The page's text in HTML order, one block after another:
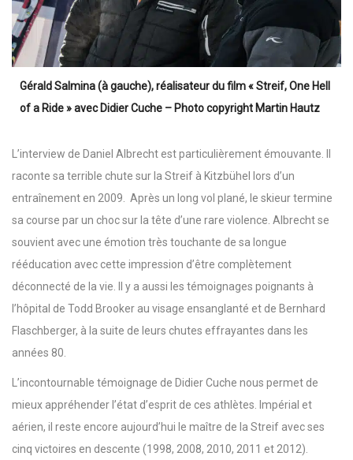
Gérald Salmina (à gauche), réalisateur du film « Streif, One Hell
of a Ride » avec Didier Cuche – Photo copyright Martin Hautz
L’interview de Daniel Albrecht est particulièrement émouvante. Il
raconte sa terrible chute sur la Streif à Kitzbühel lors d’un
entraînement en 2009. Après un long vol plané, le skieur termine
sa course par un choc sur la tête d’une rare violence. Albrecht se
souvient avec une émotion très touchante de sa longue
rééducation avec cette impression d’être complètement
déconnecté de la vie. Il y a aussi les témoignages poignants à
l’hôpital de Todd Brooker au visage ensanglanté et de Bernhard
Flaschberger, à la suite de leurs chutes effrayantes dans les
années 80.
L’incontournable témoignage de Didier Cuche nous permet de
mieux appréhender l’état d’esprit de ces athlètes. Impérial et
aérien, il reste encore aujourd’hui le maître de la Streif avec ses
cinq victoires en descente (1998, 2008, 2010, 2011 et 2012).